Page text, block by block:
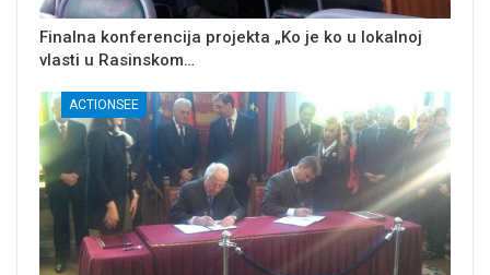
Finalna konferencija projekta „Ko je ko u lokalnoj
vlasti u Rasinskom…
ACTIONSEE